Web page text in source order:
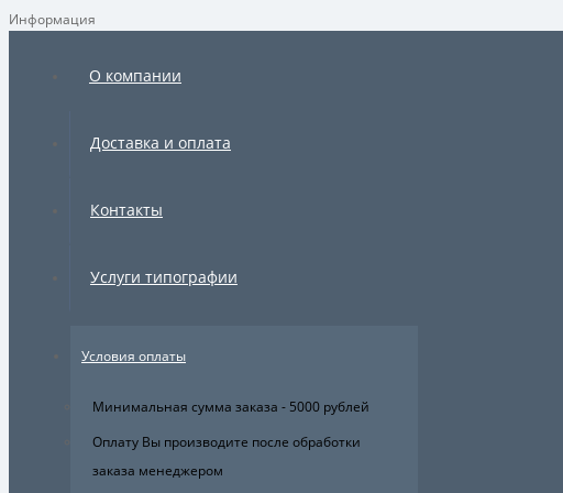
Информация
О компании
Доставка и оплата
Контакты
Услуги типографии
Условия оплаты
Минимальная сумма заказа - 5000 рублей
Оплату Вы производите после обработки
заказа менеджером